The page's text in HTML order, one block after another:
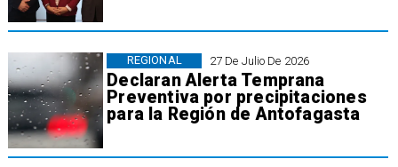
27 De Julio De 2026
Declaran Alerta Temprana
Preventiva por precipitaciones
para la Región de Antofagasta
REGIONAL